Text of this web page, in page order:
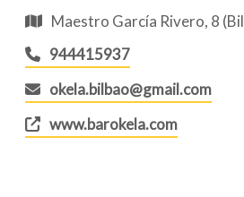
Maestro García Rivero, 8
944415937
okela.bilbao@gmail.com
www.barokela.com